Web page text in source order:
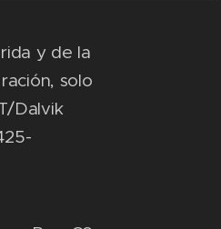
y de la
solo
Dalvik